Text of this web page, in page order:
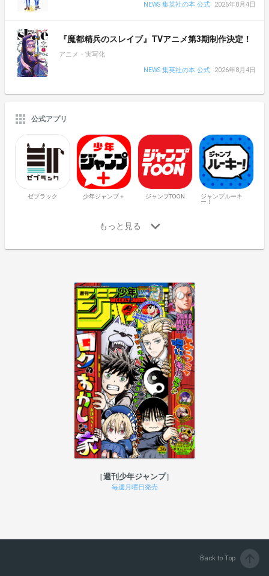
NEWS 集英社の本 公式
2026年8月4日
『魔都精兵のスレイブ』TVアニメ第3期制作決定！
アニメ・実写化
NEWS 集英社の本 公式
2026年8月4日
公式アプリ
ゼブラック 少年ジャンプ＋ ジャンプTOON
ジャンプルーキ
ー！
週刊少年ジャンプ
毎週月曜日発売
Back to Top